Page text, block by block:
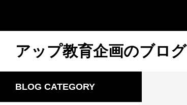
アップ教育企画のブログ
BLOG CATEGORY